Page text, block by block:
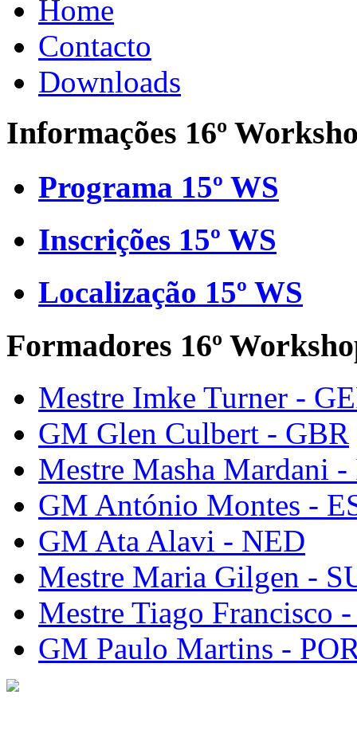
Home
Contacto
Downloads
Informações 16º
Programa 15º WS
Inscrições 15º WS
Localização 15º WS
Formadores 16º
Mestre Imke Turner -
GM Glen Culbert - GBR
Mestre Masha Mardani
GM António Montes -
GM Ata Alavi - NED
Mestre Maria Gilgen -
Mestre Tiago Francisco
GM Paulo Martins -